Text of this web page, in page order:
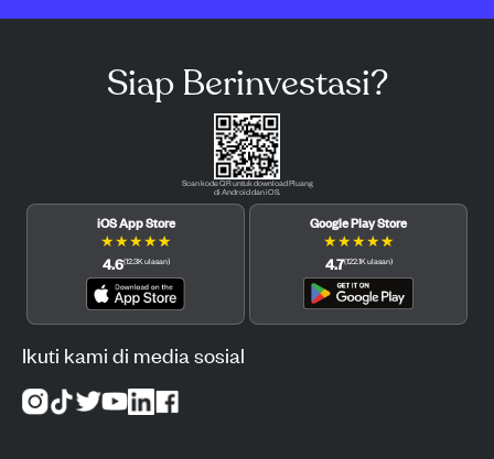
Siap Berinvestasi?
Scan kode QR untuk download Pluang
di Android dan iOS.
iOS App Store
★★★★★
4.6(12.3Kulasan)
Google Play Store
★★★★★
4.7(122.1Kulasan)
Ikuti kami di media sosial